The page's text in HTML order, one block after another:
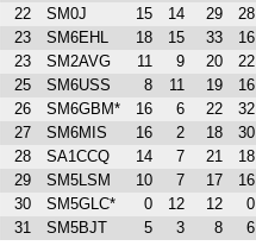
22
SM0J 15 14 29 28
23
SM6EHL 18 15 33 16
23
SM2AVG 11 9 20 22
25
SM6USS 8 11 19 16
26
SM6GBM* 16 6 22 32
27
SM6MIS 16 2 18 30
28
SA1CCQ 14 7 21 18
29
SM5LSM 10 7 17 16
30
SM5GLC* 0 12 12 0
31
SM5BJT 5 3 8 6